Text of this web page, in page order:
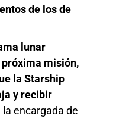
de los de
lunar
misión,
la Starship
y recibir
la encargada de